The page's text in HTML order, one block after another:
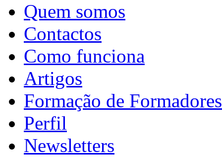
Quem somos
Contactos
Como funciona
Artigos
Formação de Formadores
Perfil
Newsletters